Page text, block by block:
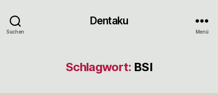
Suchen
Dentaku
Menü
Schlagwort: BSI